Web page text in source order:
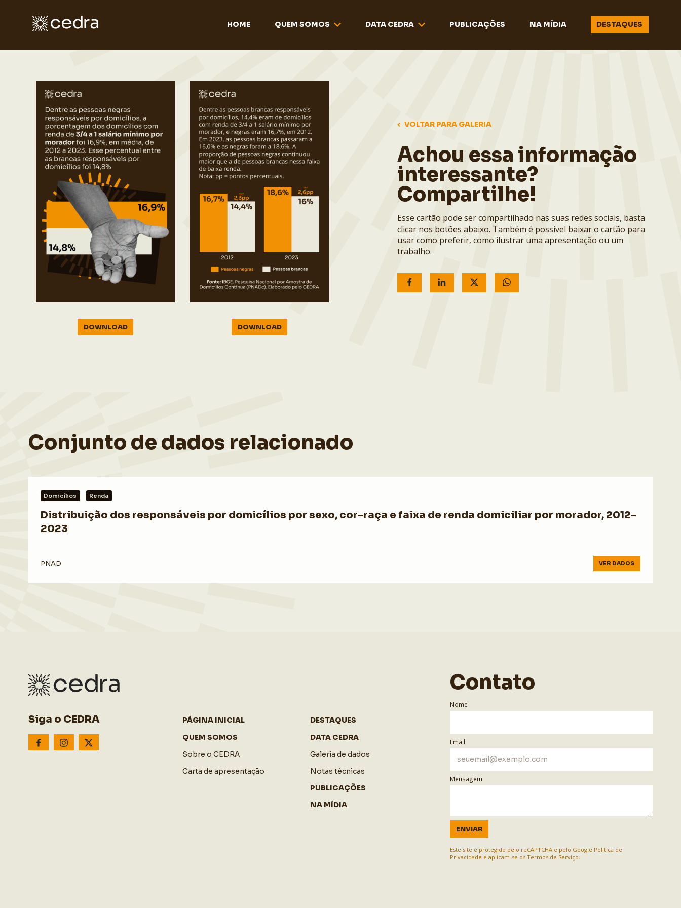
HOME QUEM SOMOS DATA CEDRA PUBLICAÇÕES NA MÍDIA DESTAQUES
DOWNLOAD DOWNLOAD
VOLTAR PARA GALERIA
Achou essa informação
interessante?
Compartilhe!
Esse cartão pode ser compartilhado nas suas redes sociais, basta
clicar nos botões abaixo. Também é possível baixar o cartão para
usar como preferir, como ilustrar uma apresentação ou um
trabalho.
Conjunto de dados relacionado
Domicílios Renda
Distribuição dos responsáveis por domicílios por sexo, cor-raça e faixa de renda domiciliar por morador, 2012-
2023
PNAD VER DADOS
Siga o CEDRA
PÁGINA INICIAL
QUEM SOMOS
Sobre o CEDRA
Carta de apresentação
DESTAQUES
DATA CEDRA
Galeria de dados
Notas técnicas
PUBLICAÇÕES
NA MÍDIA
Contato
Nome
Email
Mensagem
ENVIAR
Este site é protegido pelo reCAPTCHA e pelo Google Política de
Privacidade e aplicam-se os Termos de Serviço.